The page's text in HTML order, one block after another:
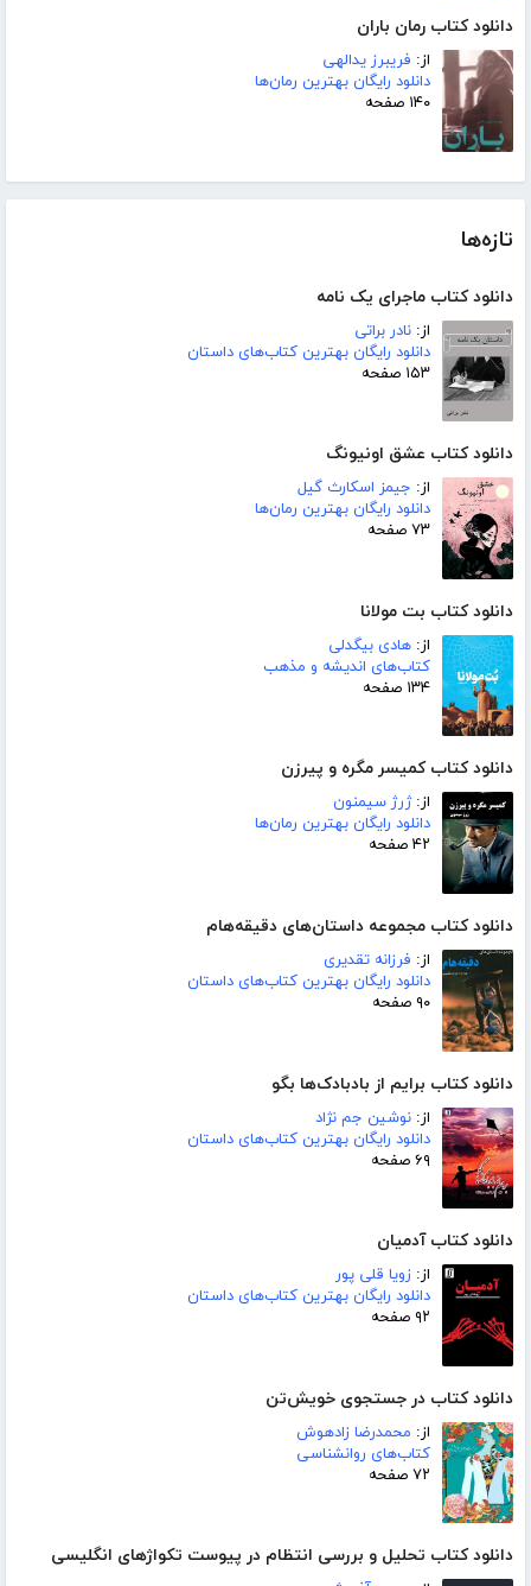
دانلود کتاب رمان باران
از: فریبرز یدالهی
دانلود رایگان بهترین رمان‌ها
۱۴۰ صفحه
تازه‌ها
دانلود کتاب ماجرای یک نامه
از: نادر براتی
دانلود رایگان بهترین کتاب‌های داستان
۱۵۳ صفحه
دانلود کتاب عشق اونیونگ
از: جیمز اسکارث گیل
دانلود رایگان بهترین رمان‌ها
۷۳ صفحه
دانلود کتاب بت مولانا
از: هادی بیگدلی
کتاب‌های اندیشه و مذهب
۱۳۴ صفحه
دانلود کتاب کمیسر مگره و پیرزن
از:ژرژ سیمنون
دانلود رایگان بهترین رمان‌ها
۴۲ صفحه
دانلود کتاب مجموعه داستان‌های دقیقه‌هام
از: فرزانه تقدیری
دانلود رایگان بهترین کتاب‌های داستان
۹۰ صفحه
دانلود کتاب برایم از بادبادک‌ها بگو
از: نوشین جم نژاد
دانلود رایگان بهترین کتاب‌های داستان
۶۹ صفحه
دانلود کتاب آدمیان
از: زویا قلی پور
دانلود رایگان بهترین کتاب‌های داستان
۹۲ صفحه
دانلود کتاب در جستجوی خویش‌تن
از: محمدرضا زادهوش
کتاب‌های روانشناسی
۷۲ صفحه
دانلود کتاب تحلیل و بررسی انتظام در پیوست تکواژهای انگلیسی